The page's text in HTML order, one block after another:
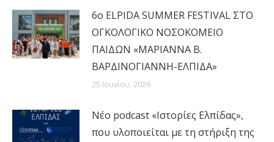
6ο ELPIDA SUMMER FESTIVAL ΣΤΟ
ΟΓΚΟΛΟΓΙΚΟ ΝΟΣΟΚΟΜΕΙΟ
ΠΑΙΔΩΝ «ΜΑΡΙΑΝΝΑ Β.
ΒΑΡΔΙΝΟΓΙΑΝΝΗ-ΕΛΠΙΔΑ»
25 Ιουνίου, 2026
Νέο podcast «Ιστορίες Ελπίδας»,
που υλοποιείται με τη στήριξη της